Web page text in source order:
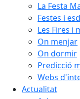
La Festa
Festes i
Les Fires i
On menjar
On dormir
Predicció
Webs
Actualitat